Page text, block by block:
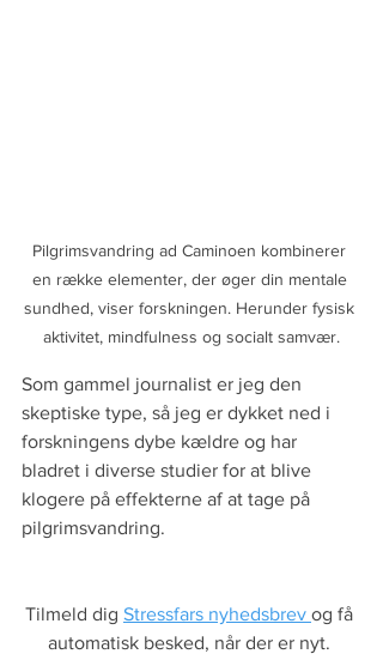
Pilgrimsvandring ad Caminoen kombinerer
en række elementer, der øger din mentale
sundhed, viser forskningen. Herunder fysisk
aktivitet, mindfulness og socialt samvær.
Som gammel journalist er jeg den
skeptiske type, så jeg er dykket ned i
forskningens dybe kældre og har
bladret i diverse studier for at blive
klogere på effekterne af at tage på
pilgrimsvandring.
Tilmeld dig Stressfars nyhedsbrev og få
automatisk besked, når der er nyt.